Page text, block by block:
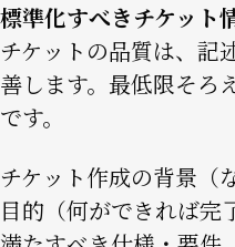
標準化すべきチケット
チケットの品質は、記
善します。最低限そろ
です。
チケット作成の背景（
目的（何ができれば完